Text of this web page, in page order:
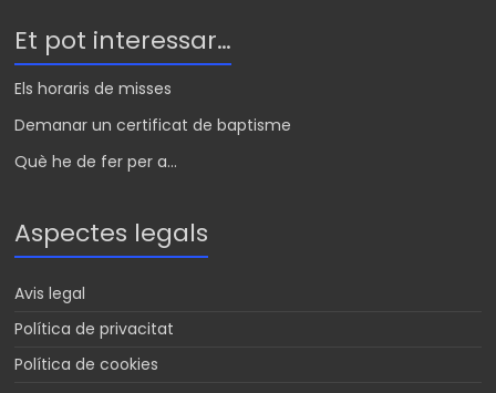
Et pot interessar…
Els horaris de misses
Demanar un certificat de baptisme
Què he de fer per a...
Aspectes legals
Avis legal
Política de privacitat
Política de cookies